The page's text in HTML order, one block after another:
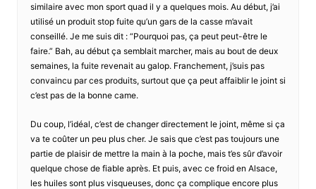
similaire avec mon sport quad il y a quelques mois. Au début, j’ai
utilisé un produit stop fuite qu’un gars de la casse m’avait
conseillé. Je me suis dit : “Pourquoi pas, ça peut peut-être le
faire.” Bah, au début ça semblait marcher, mais au bout de deux
semaines, la fuite revenait au galop. Franchement, j’suis pas
convaincu par ces produits, surtout que ça peut affaiblir le joint si
c’est pas de la bonne came.
Du coup, l’idéal, c’est de changer directement le joint, même si ça
va te coûter un peu plus cher. Je sais que c’est pas toujours une
partie de plaisir de mettre la main à la poche, mais t’es sûr d’avoir
quelque chose de fiable après. Et puis, avec ce froid en Alsace,
les huiles sont plus visqueuses, donc ça complique encore plus